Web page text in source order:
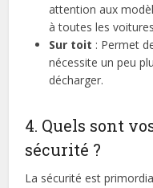
attention aux
à toutes les
Sur toit : Permet
nécessite un peu
décharger.
4. Quels sont
sécurité ?
La sécurité est